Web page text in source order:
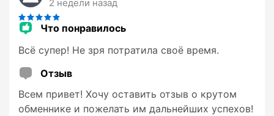
2 недели назад
Что понравилось
Всё супер! Не зря потратила своё время.
Отзыв
Всем привет! Хочу оставить отзыв о крутом
обменнике и пожелать им дальнейших успехов!